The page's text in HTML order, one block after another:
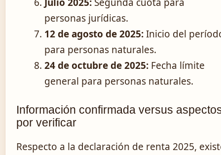
personas jurídicas.
12 de agosto de 2025:Inicio del
para personas naturales.
24 de octubre de 2025: Fecha límite
general para personas naturales.
Información confirmada versus
por verificar
Respecto a la declaración de renta 2025,